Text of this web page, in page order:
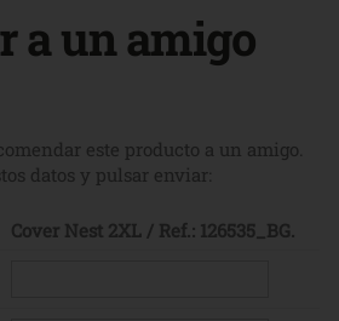
a un amigo
este producto a un amigo.
datos y pulsar enviar:
Cover Nest 2XL / Ref.: 126535_BG.